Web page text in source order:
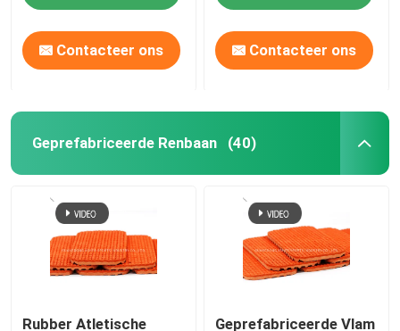
Contacteer ons Contacteer ons
Geprefabriceerde Renbaan (40)
Rubber Atletische
Geprefabriceerde Vlam